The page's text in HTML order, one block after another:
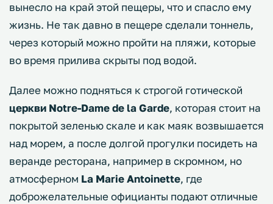
вынесло на край этой пещеры, что и спасло ему
жизнь. Не так давно в пещере сделали тоннель,
через который можно пройти на пляжи, которые
во время прилива скрыты под водой.
Далее можно подняться к строгой готической
церкви Notre-Dame de la Garde, которая стоит на
покрытой зеленью скале и как маяк возвышается
над морем, а после долгой прогулки посидеть на
веранде ресторана, например в скромном, но
атмосферном La Marie Antoinette, где
доброжелательные официанты подают отличные